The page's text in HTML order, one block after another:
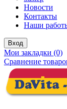
Новости
Контакты
Наши
Вход
Мои закладки (0)
Сравнение